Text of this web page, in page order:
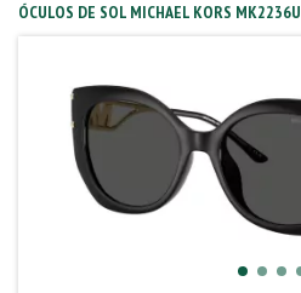
ÓCULOS DE SOL MICHAEL KORS MK2236U